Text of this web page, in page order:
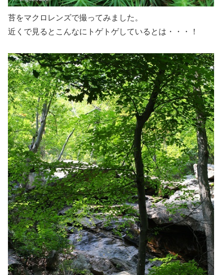
苔をマクロレンズで撮ってみました。
近くで見るとこんなにトゲトゲしているとは・・・！